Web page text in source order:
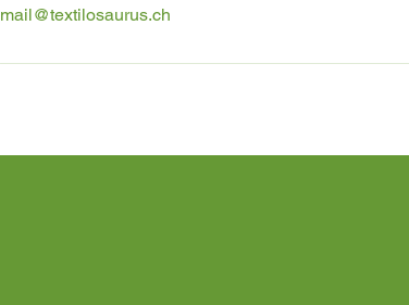
mail@textilosaurus.ch